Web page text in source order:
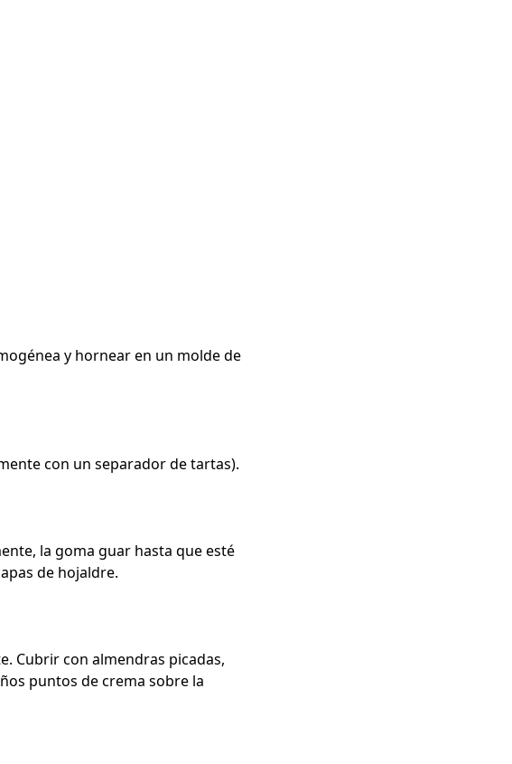
y hornear en un molde de
con un separador de tartas).
la goma guar hasta que esté
de hojaldre.
Cubrir con almendras picadas,
puntos de crema sobre la